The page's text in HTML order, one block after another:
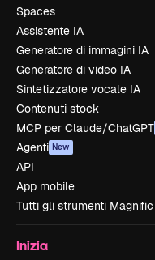
Spaces
Assistente IA
Generatore di immagini IA
Generatore di video IA
Sintetizzatore vocale IA
Contenuti stock
MCP per Claude/ChatGPT
Agenti New
API
App mobile
Tutti gli strumenti Magnific
Inizia